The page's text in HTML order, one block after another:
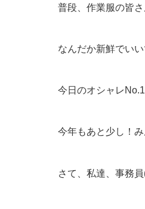
普段、作業服の皆
なんだか新鮮でい
今日のオシャレ
今年もあと少し！
さて、私達、事務